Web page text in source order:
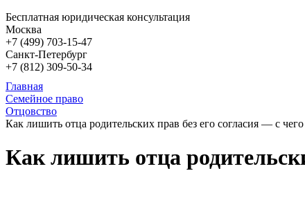
Бесплатная юридическая консультация
Москва
+7 (499) 703-15-47
Санкт-Петербург
+7 (812) 309-50-34
Главная
Семейное право
Отцовство
Как лишить отца родительских прав без его согласия — с чего
Как лишить отца